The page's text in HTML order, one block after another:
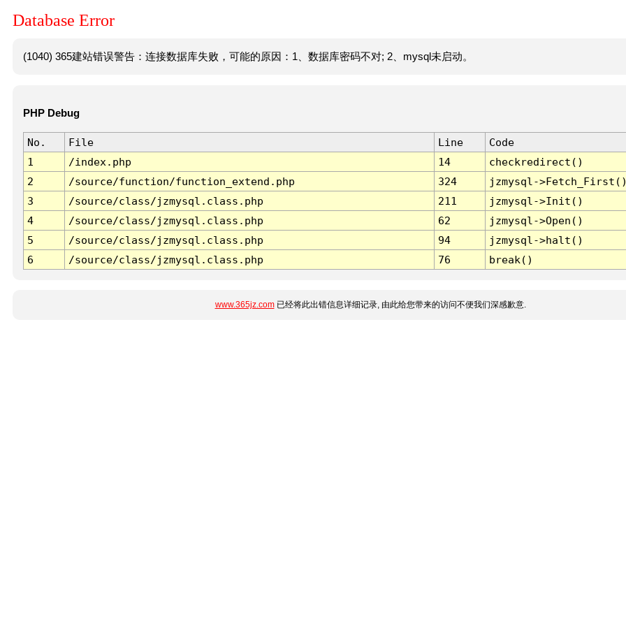
Database Error
(1040) 365建站错误警告：连接数据库失败，可能的原因：1、数据库密码不对; 2、mysql未启动。
PHP Debug
No. File Line
Code
1
/index.php 14
checkredirect()
2
/source/function/function_extend.php 324
jzmysql-
3
/source/class/jzmysql.class.php 211
jzmysql->Init()
4
/source/class/jzmysql.class.php 62
jzmysql->Open()
5
/source/class/jzmysql.class.php 94
jzmysql->halt()
6
/source/class/jzmysql.class.php 76 break()
www.365jz.com已经将此出错信息详细记录, 由此给您带来的访问不便我们深感歉意.